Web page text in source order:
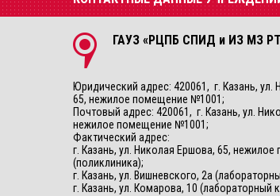
ГАУЗ «РЦПБ СПИД и ИЗ МЗ
Юридический адрес: 420061, г. Казань, ул.
65, нежилое помещение №1001;
Почтовый адрес: 420061, г. Казань, ул.
нежилое помещение №1001;
Фактический адрес:
г. Казань, ул. Николая Ершова, 65,
(поликлиника);
г. Казань, ул. Вишневского, 2а
г. Казань, ул. Комарова, 10 (лабораторный